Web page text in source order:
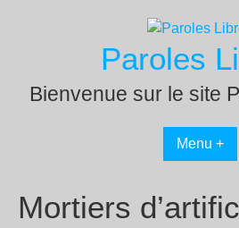
Paroles
Bienvenue sur le site
Menu +
Mortiers